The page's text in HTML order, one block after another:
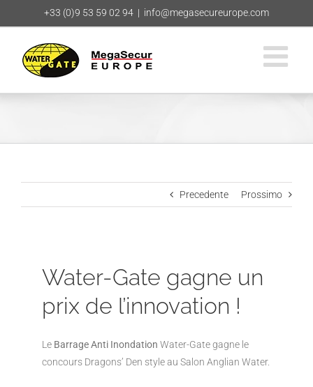
al
contenuto
+33 (0)9 53 59 02 94 | info@megasecureurope.com
Precedente Prossimo
Water-Gate gagne un
prix de l’innovation !
Le Barrage Anti Inondation Water-Gate gagne le
concours Dragons’ Den style au Salon Anglian Water.